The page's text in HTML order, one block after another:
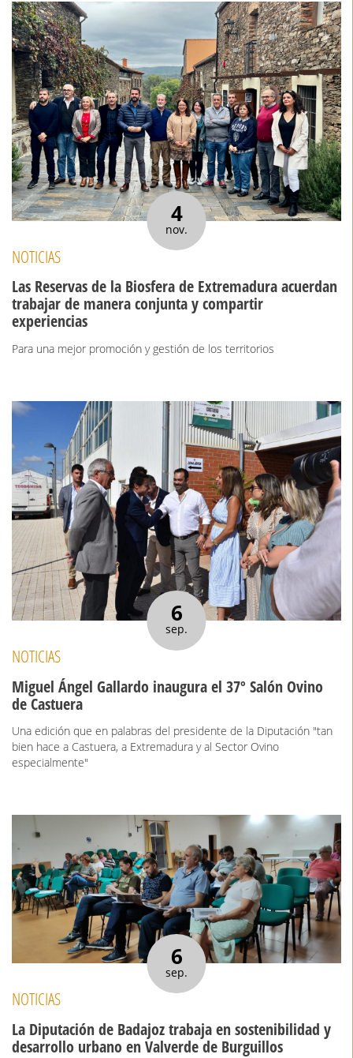
4
nov.
NOTICIAS
Las Reservas de la Biosfera de Extremadura acuerdan
trabajar de manera conjunta y compartir
experiencias
Para una mejor promoción y gestión de los territorios
6
sep.
NOTICIAS
Miguel Ángel Gallardo inaugura el 37º Salón Ovino
de Castuera
Una edición que en palabras del presidente de la Diputación "tan
bien hace a Castuera, a Extremadura y al Sector Ovino
especialmente"
6
sep.
NOTICIAS
La Diputación de Badajoz trabaja en sostenibilidad y
desarrollo urbano en Valverde de Burguillos